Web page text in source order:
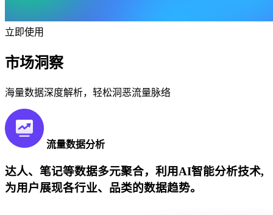
立即使用
市场洞察
海量数据深度解析，轻松洞恶流量脉络
流量数据分析
达人、笔记等数据多元聚合，利用AI智能分析技术,
为用户展现各行业、品类的数据趋势。